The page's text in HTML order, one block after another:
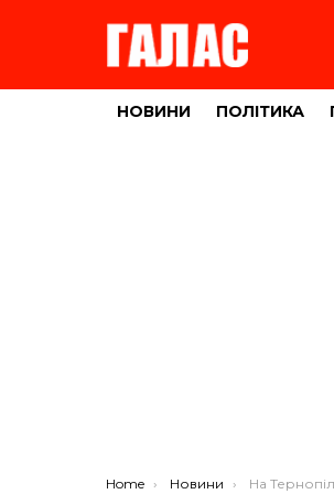
НОВИНИ ПОЛІТИКА
You are here:
Home Новини На